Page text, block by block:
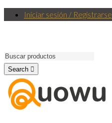
Iniciar sesión / Registrarse
Search